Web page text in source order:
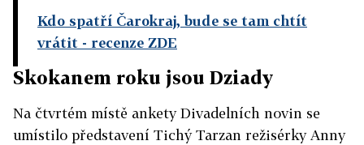
Kdo spatří Čarokraj, bude se tam chtít
vrátit - recenze ZDE
Skokanem roku jsou Dziady
Na čtvrtém místě ankety Divadelních novin se
umístilo představení Tichý Tarzan režisérky Anny